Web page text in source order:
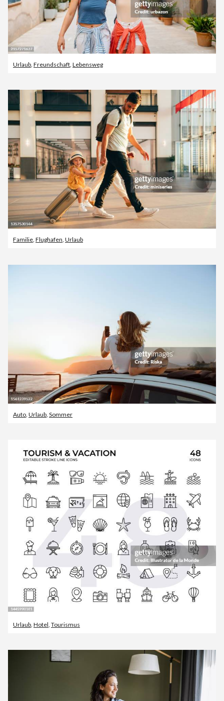
Urlaub Freundschaft Lebensweg
Familie, Flughafen, Urlaub
Auto, Urlaub, Sommer
Urlaub Hotel Tourismus